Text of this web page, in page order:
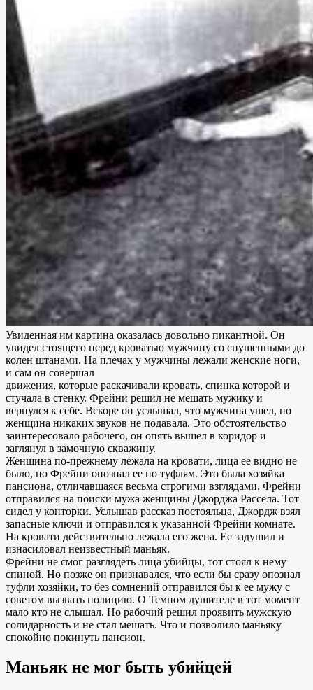
Увиденная им картина оказалась довольно пикантной. Он
увидел стоящего перед кроватью мужчину со спущенными до
колен штанами. На плечах у мужчины лежали женские ноги,
и сам он совершал
движения, которые раскачивали кровать, спинка которой и
стучала в стенку. Фрейни решил не мешать мужику и
вернулся к себе. Вскоре он услышал, что мужчина ушел, но
женщина никаких звуков не подавала. Это обстоятельство
заинтересовало рабочего, он опять вышел в коридор и
заглянул в замочную скважину.
Женщина по-прежнему лежала на кровати, лица ее видно не
было, но Фрейни опознал ее по туфлям. Это была хозяйка
пансиона, отличавшаяся весьма строгими взглядами. Фрейни
отправился на поиски мужа женщины Джорджа Рассела. Тот
сидел у конторки. Услышав рассказ постояльца, Джордж взял
запасные ключи и отправился к указанной Фрейни комнате.
На кровати действительно лежала его жена. Ее задушил и
изнасиловал неизвестный маньяк.
Фрейни не смог разглядеть лица убийцы, тот стоял к нему
спиной. Но позже он признавался, что если бы сразу опознал
туфли хозяйки, то без сомнений отправился бы к ее мужу с
советом вызвать полицию. О Темном душителе в тот момент
мало кто не слышал. Но рабочий решил проявить мужскую
солидарность и не стал мешать. Что и позволило маньяку
спокойно покинуть пансион.
Маньяк не мог быть убийцей